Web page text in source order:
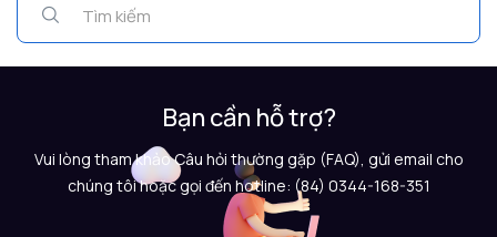
Bạn cần hỗ trợ?
Vui lòng tham khảo Câu hỏi thường gặp (FAQ), gửi email cho
chúng tôi hoặc gọi đến hotline: (84) 0344-168-351